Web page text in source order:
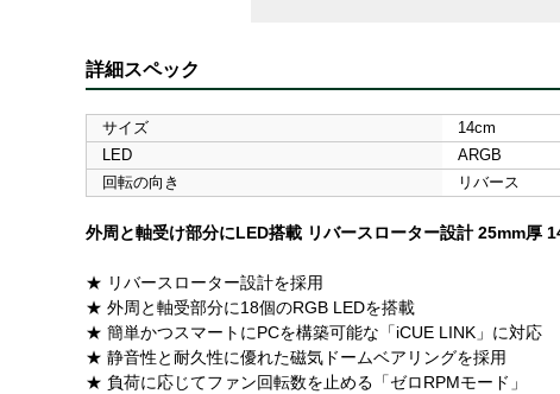
詳細スペック
サイズ 14cm
LED
ARGB
回転の向き
リバース
外周と軸受け部分にLED搭載 リバースローター設計 25mm
★ リバースローター設計を採用
★ 外周と軸受部分に18個のRGB LEDを搭載
★ 簡単かつスマートにPCを構築可能な「iCUE LINK」に対応
★ 静音性と耐久性に優れた磁気ドームベアリングを採用
★ 負荷に応じてファン回転数を止める「ゼロRPMモード」